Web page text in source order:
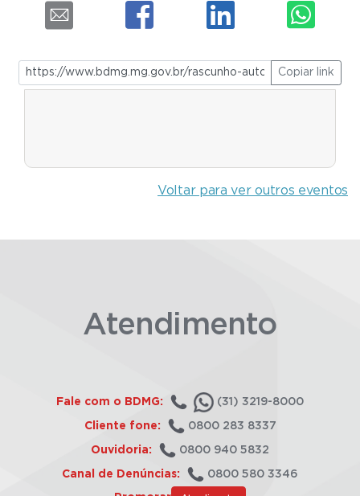
Copiar link
Voltar para ver outros eventos
Atendimento
Fale com o BDMG: (31) 3219-8000
Cliente fone: 0800 283 8337
Ouvidoria: 0800 940 5832
Canal de Denúncias: 0800 580 3346